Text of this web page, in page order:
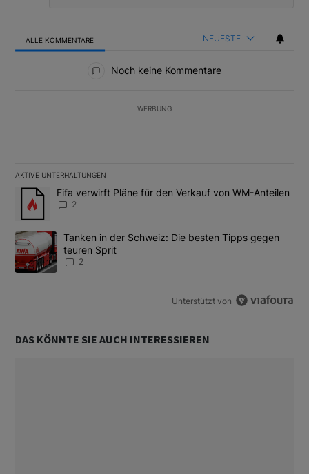
ALLE KOMMENTARE NEUESTE
Noch keine Kommentare
WERBUNG
AKTIVE UNTERHALTUNGEN
Das Folgende ist eine Liste der am meisten kommentierten
Ein Trendartikel mit dem Titel "Fifa verwirft Pläne für den
Fifa verwirft Pläne für den Verkauf von WM-Anteilen
2
Ein Trendartikel mit dem Titel "Tanken in der Schweiz: Die
Tanken in der Schweiz: Die besten Tipps gegen
teuren Sprit
2
Unterstützt von
DAS KÖNNTE SIE AUCH INTERESSIEREN